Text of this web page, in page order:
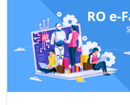
legate…